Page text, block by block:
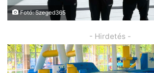
Fotó: Szeged365
- Hirdetés -